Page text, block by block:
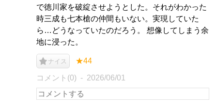
で徳川家を破綻させようとした。それがわかった
時三成も七本槍の仲間もいない。実現していた
ら…どうなっていたのだろう。 想像してしまう余
地に浸った。
ナイス ★44
コメント(0) 2026/06/01